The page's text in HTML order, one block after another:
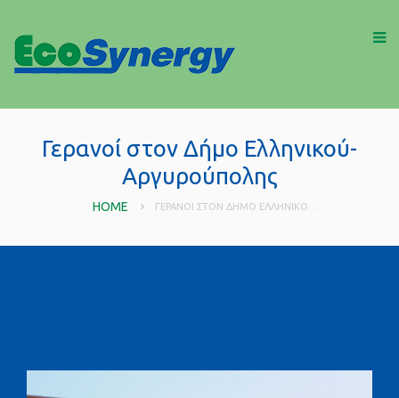
Γερανοί στον Δήμο Ελληνικού-
Αργυρούπολης
HOME